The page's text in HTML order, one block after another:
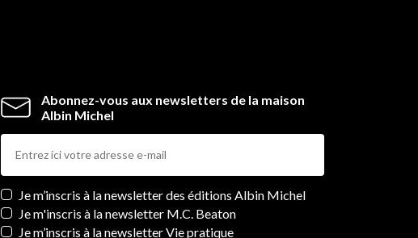
Abonnez-vous aux newsletters de la maison
Albin Michel
Newsletters
Je m’inscris à la newsletter des éditions Albin Michel
Je m'inscris à la newsletter M.C. Beaton
Je m’inscris à la newsletter Vie pratique